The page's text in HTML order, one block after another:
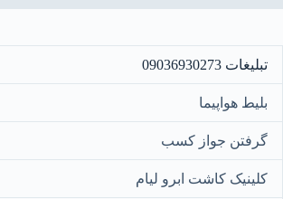
تبلیغات 09036930273
بلیط هواپیما
گرفتن جواز کسب
کلینیک کاشت ابرو لیام